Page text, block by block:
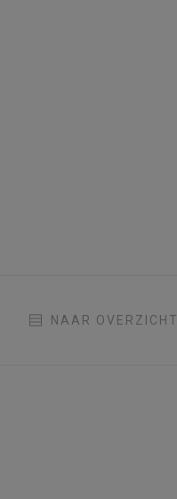
NAAR OVERZICHT